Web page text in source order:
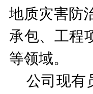
地质灾害防
承包、工程
等领域。
公司现有